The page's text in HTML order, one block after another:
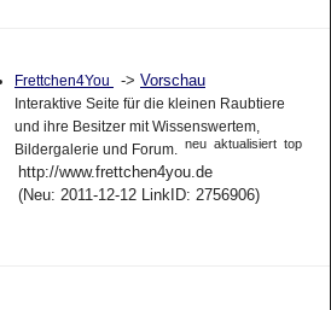
Frettchen4You -> Vorschau
Interaktive Seite für die kleinen Raubtiere
und ihre Besitzer mit Wissenswertem,
Bildergalerie und Forum. neu aktualisiert top
http://www.frettchen4you.de
(Neu: 2011-12-12 LinkID: 2756906)